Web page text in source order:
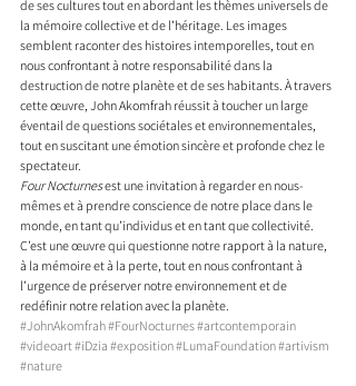
de ses cultures tout en abordant les thèmes universels de
la mémoire collective et de l’héritage. Les images
semblent raconter des histoires intemporelles, tout en
nous confrontant à notre responsabilité dans la
destruction de notre planète et de ses habitants. À travers
cette œuvre, John Akomfrah réussit à toucher un large
éventail de questions sociétales et environnementales,
tout en suscitant une émotion sincère et profonde chez le
spectateur.
Four Nocturnes est une invitation à regarder en nous-
mêmes et à prendre conscience de notre place dans le
monde, en tant qu’individus et en tant que collectivité.
C’est une œuvre qui questionne notre rapport à la nature,
à la mémoire et à la perte, tout en nous confrontant à
l’urgence de préserver notre environnement et de
redéfinir notre relation avec la planète.
#JohnAkomfrah#FourNocturnes#artcontemporain
#videoart#iDzia #exposition#LumaFoundation#artivism
#nature